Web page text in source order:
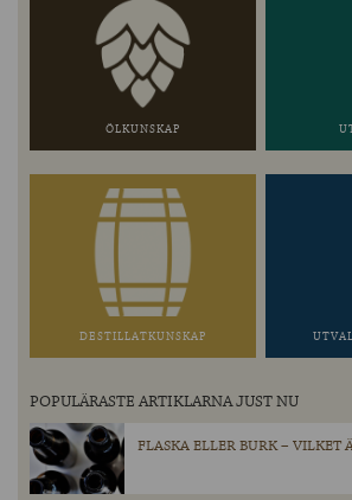
ÖLKUNSKAP
DESTILLATKUNSKAP
POPULÄRASTE ARTIKLARNA JUST NU
FLASKA ELLER BURK – VILKET